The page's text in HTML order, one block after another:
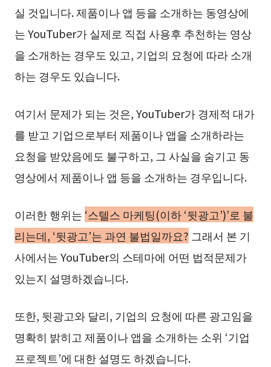
실 것입니다. 제품이나 앱 등을 소개하는 동영상에
는 YouTuber가 실제로 직접 사용후 추천하는 영상
을 소개하는 경우도 있고, 기업의 요청에 따라 소개
하는 경우도 있습니다.
여기서 문제가 되는 것은, YouTuber가 경제적 대가
를 받고 기업으로부터 제품이나 앱을 소개하라는
요청을 받았음에도 불구하고, 그 사실을 숨기고 동
영상에서 제품이나 앱 등을 소개하는 경우입니다.
이러한 행위는 ‘스텔스 마케팅(이하 ‘뒷광고’)’로 불
리는데, ‘뒷광고’는 과연 불법일까요? 그래서 본 기
사에서는 YouTuber의 스테마에 어떤 법적문제가
있는지 설명하겠습니다.
또한, 뒷광고와 달리, 기업의 요청에 따른 광고임을
명확히 밝히고 제품이나 앱을 소개하는 소위 ‘기업
프로젝트’에 대한 설명도 하겠습니다.